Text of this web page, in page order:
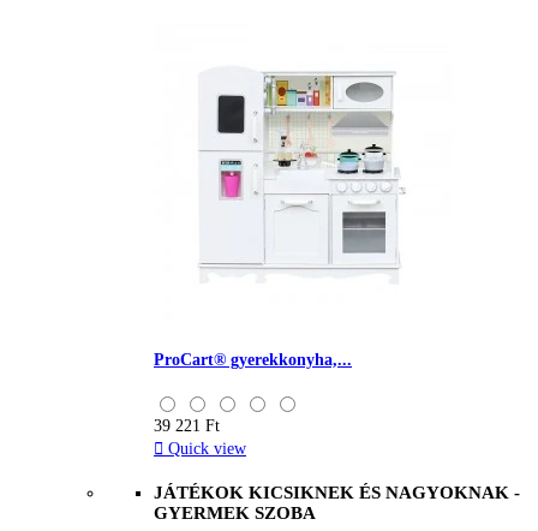
ProCart® gyerekkonyha,...
39 221 Ft
 Quick view
JÁTÉKOK KICSIKNEK ÉS NAGYOKNAK -
GYERMEK SZOBA